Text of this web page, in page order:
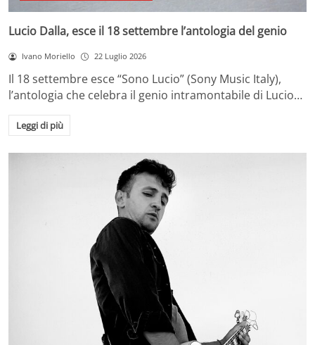
Lucio Dalla, esce il 18 settembre l’antologia del genio
Ivano Moriello 22 Luglio 2026
Il 18 settembre esce “Sono Lucio” (Sony Music Italy),
l’antologia che celebra il genio intramontabile di Lucio…
Leggi di più